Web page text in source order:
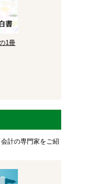
1冊
計の専門家をご紹